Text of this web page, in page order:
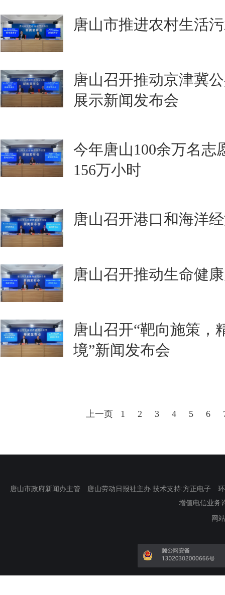
唐山市推进农村生活
唐山召开推动京津冀
展示新闻发布会
今年唐山100余万名志
156万小时
唐山召开港口和海洋
唐山召开推动生命健
唐山召开“靶向施策，
境”新闻发布会
上一页 1 2 3 4 5 6
唐山市政府新闻办主管 唐山劳动日报社主办 技术支持:方正电子
增值电信业务
网